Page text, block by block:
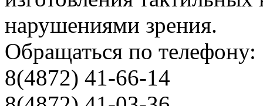
нарушениями зрения.
Обращаться по телефону:
8(4872) 41-66-14